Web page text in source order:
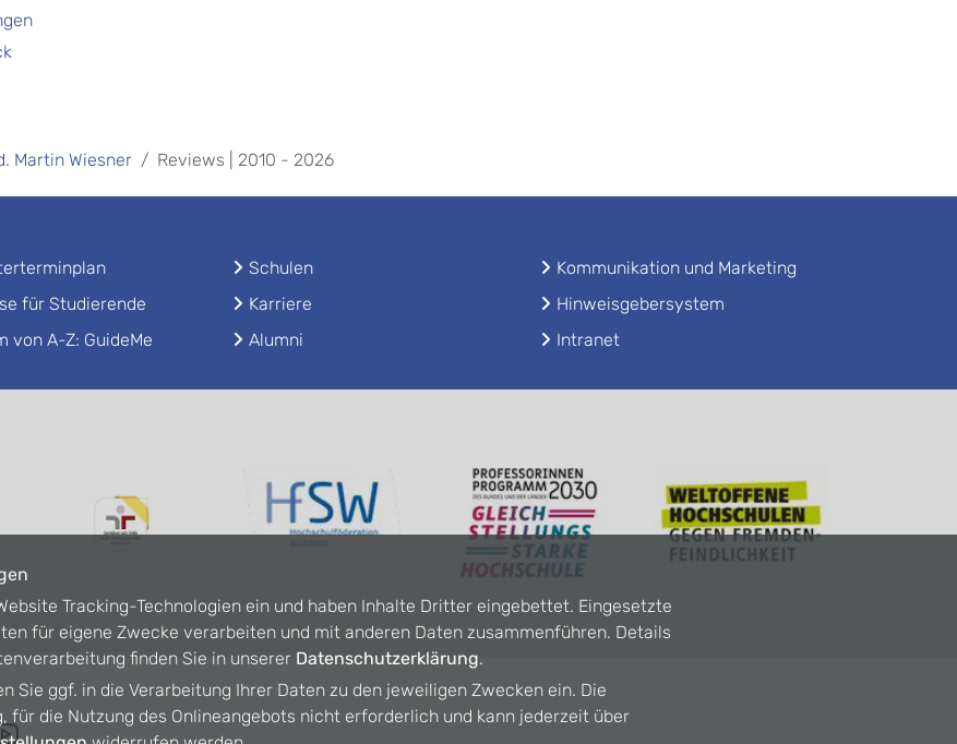
Martin Wiesner Reviews | 2010 - 2026
für Studierende
von A-Z: GuideMe
Schulen
Karriere
Alumni
Kommunikation und Marketing
Hinweisgebersystem
Intranet
Tracking-Technologien ein und haben Inhalte Dritter eingebettet. Eingesetzte
für eigene Zwecke verarbeiten und mit anderen Daten zusammenführen. Details
finden Sie in unserer Datenschutzerklärung.
Sie ggf. in die Verarbeitung Ihrer Daten zu den jeweiligen Zwecken ein. Die
für die Nutzung des Onlineangebots nicht erforderlich und kann jederzeit über